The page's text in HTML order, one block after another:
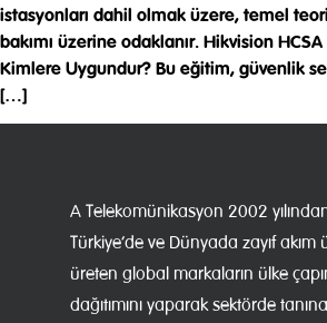
istasyonları dahil olmak üzere, temel
bakımı üzerine odaklanır. Hikvision
Kimlere Uygundur? Bu eğitim, güvenlik
[…]
A Telekomünikasyon 2002
Türkiye’de ve Dünyada zayıf akım
üreten global markaların ülke
dağıtımını yaparak sektörde